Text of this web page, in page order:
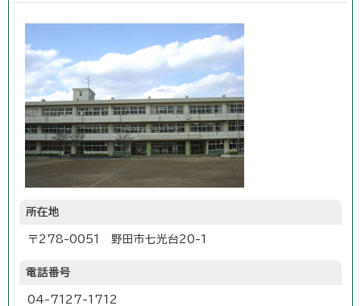
所在地
〒278-0051 野田市七光台20-1
電話番号
04-7127-1712